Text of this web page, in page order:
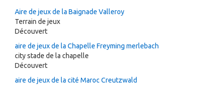
Aire de jeux de la Baignade Valleroy
Terrain de jeux
Découvert
aire de jeux de la Chapelle Freyming merlebach
city stade de la chapelle
Découvert
aire de jeux de la cité Maroc Creutzwald